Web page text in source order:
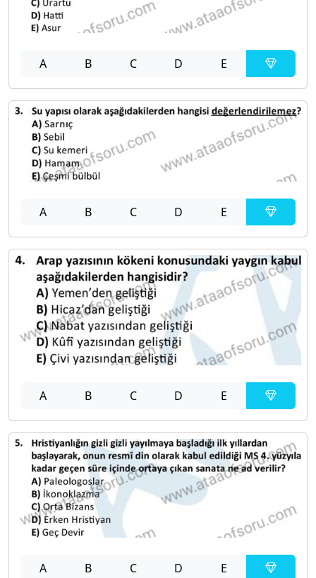
A B C D E
A B C D E
A B C D E
A B C D E